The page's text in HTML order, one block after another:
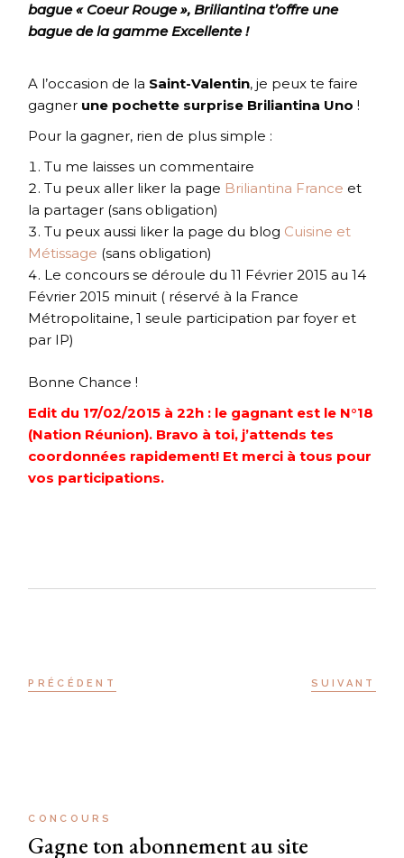
bague « Coeur Rouge », Briliantina t’offre une
bague de la gamme Excellente !
A l’occasion de la Saint-Valentin, je peux te faire
gagner une pochette surprise Briliantina Uno !
Pour la gagner, rien de plus simple :
Tu me laisses un commentaire
Tu peux aller liker la page Briliantina France et
la partager (sans obligation)
Tu peux aussi liker la page du blog Cuisine et
Métissage (sans obligation)
Le concours se déroule du 11 Février 2015 au 14
Février 2015 minuit ( réservé à la France
Métropolitaine, 1 seule participation par foyer et
par IP)
Bonne Chance !
Edit du 17/02/2015 à 22h : le gagnant est le N°18
(Nation Réunion). Bravo à toi, j’attends tes
coordonnées rapidement! Et merci à tous pour
vos participations.
PRÉCÉDENT SUIVANT
CONCOURS
Gagne ton abonnement au site